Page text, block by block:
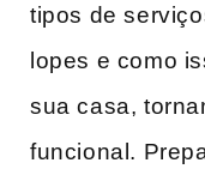
tipos de
lopes ​e como
sua casa,
funcional.